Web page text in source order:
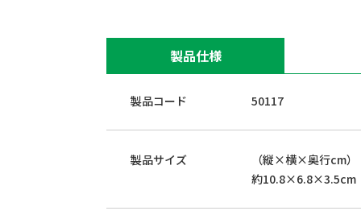
製品仕様
製品コード 50117
製品サイズ
（縦×横×奥行cm）
約10.8×6.8×3.5cm